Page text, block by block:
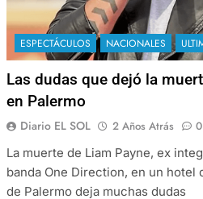
ESPECTÁCULOS NACIONALES
Las dudas que dejó la
en Palermo
Diario EL SOL 2 Años Atrás 0
La muerte de Liam Payne, ex
banda One Direction, en un hotel
de Palermo deja muchas dudas